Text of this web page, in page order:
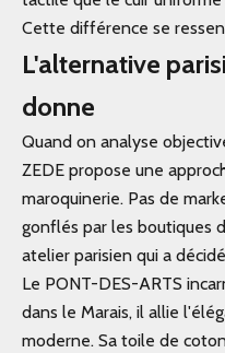
Cette différence se
L'alternative
donne
Quand on analyse
ZEDE propose une
maroquinerie. Pas de
gonflés par les boutiques
atelier parisien qui a
Le PONT-DES-ARTS
dans le Marais, il allie
moderne. Sa toile de